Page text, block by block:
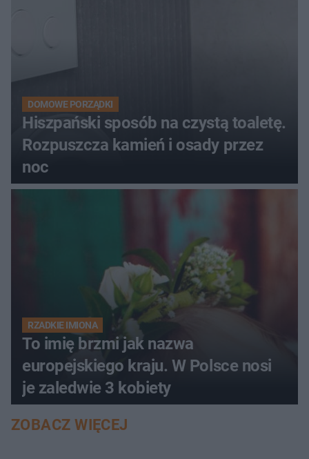
DOMOWE PORZĄDKI
Hiszpański sposób na czystą toaletę.
Rozpuszcza kamień i osady przez
noc
RZADKIE IMIONA
To imię brzmi jak nazwa
europejskiego kraju. W Polsce nosi
je zaledwie 3 kobiety
ZOBACZ WIĘCEJ